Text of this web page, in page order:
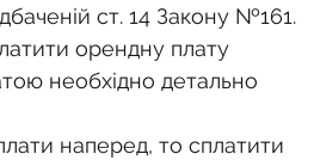
ст. 14 Закону №161.
орендну плату
необхідно детально
наперед, то сплатити